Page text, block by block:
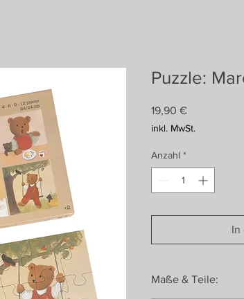
Puzzle:
19,90 €Preis
inkl. MwSt.
Anzahl *
In
Maße & Teile: